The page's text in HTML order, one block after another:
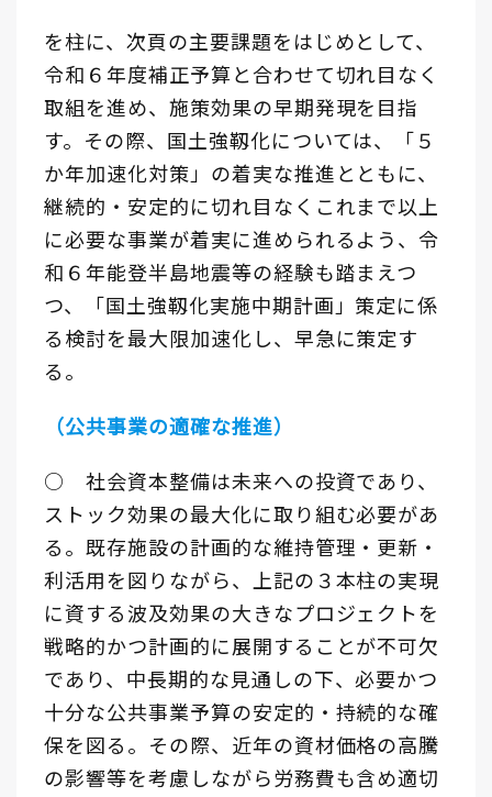
を柱に、次頁の主要課題をはじめとして、
令和６年度補正予算と合わせて切れ目なく
取組を進め、施策効果の早期発現を目指
す。その際、国土強靱化については、「５
か年加速化対策」の着実な推進とともに、
継続的・安定的に切れ目なくこれまで以上
に必要な事業が着実に進められるよう、令
和６年能登半島地震等の経験も踏まえつ
つ、「国土強靱化実施中期計画」策定に係
る検討を最大限加速化し、早急に策定す
る。
（公共事業の適確な推進）
○ 社会資本整備は未来への投資であり、
ストック効果の最大化に取り組む必要があ
る。既存施設の計画的な維持管理・更新・
利活用を図りながら、上記の３本柱の実現
に資する波及効果の大きなプロジェクトを
戦略的かつ計画的に展開することが不可欠
であり、中長期的な見通しの下、必要かつ
十分な公共事業予算の安定的・持続的な確
保を図る。その際、近年の資材価格の高騰
の影響等を考慮しながら労務費も含め適切